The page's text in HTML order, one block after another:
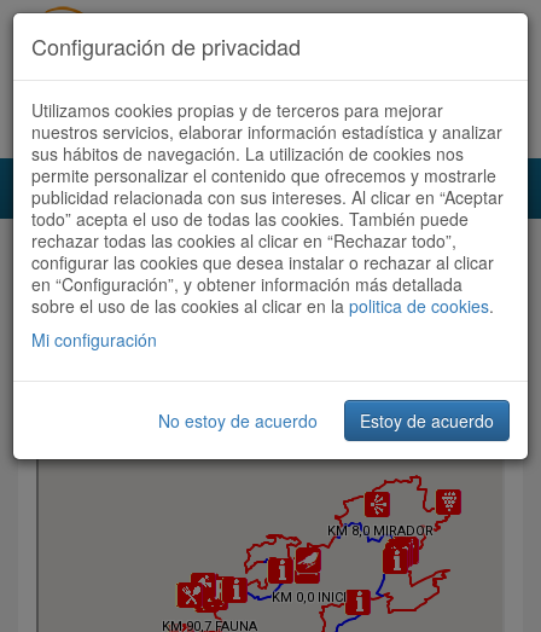
Accedeix Registra't ara Español Català
Audioruta Rutes 0
0
Configuración de privacidad
Utilizamos cookies propias y de terceros para mejorar
nuestros servicios, elaborar información estadística y analizar
sus hábitos de navegación. La utilización de cookies nos
permite personalizar el contenido que ofrecemos y mostrarle
publicidad relacionada con sus intereses. Al clicar en “Aceptar
todo” acepta el uso de todas las cookies. También puede
rechazar todas las cookies al clicar en “Rechazar todo”,
configurar las cookies que desea instalar o rechazar al clicar
en “Configuración”, y obtener información más detallada
sobre el uso de las cookies al clicar en la politica de cookies.
Mi configuración
No estoy de acuerdo Estoy de acuerdo